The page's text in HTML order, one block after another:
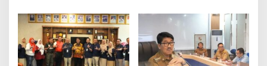
Tokoh Masyarakat dan Adat
Perkuat Kamtibmas
Jual Hasil Panen Meningkat